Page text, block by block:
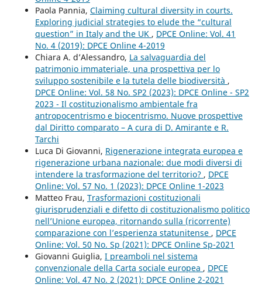
Paola Pannia, Claiming cultural diversity in courts.
Exploring judicial strategies to elude the “cultural
question” in Italy and the UK , DPCE Online: Vol. 41
No. 4 (2019): DPCE Online 4-2019
Chiara A. d’Alessandro, La salvaguardia del
patrimonio immateriale, una prospettiva per lo
sviluppo sostenibile e la tutela delle biodiversità ,
DPCE Online: Vol. 58 No. SP2 (2023): DPCE Online - SP2
2023 - Il costituzionalismo ambientale fra
antropocentrismo e biocentrismo. Nuove prospettive
dal Diritto comparato – A cura di D. Amirante e R.
Tarchi
Luca Di Giovanni, Rigenerazione integrata europea e
rigenerazione urbana nazionale: due modi diversi di
intendere la trasformazione del territorio? , DPCE
Online: Vol. 57 No. 1 (2023): DPCE Online 1-2023
Matteo Frau, Trasformazioni costituzionali
giurisprudenziali e difetto di costituzionalismo politico
nell’Unione europea, ritornando sulla (ricorrente)
comparazione con l’esperienza statunitense , DPCE
Online: Vol. 50 No. Sp (2021): DPCE Online Sp-2021
Giovanni Guiglia, I preamboli nel sistema
convenzionale della Carta sociale europea , DPCE
Online: Vol. 47 No. 2 (2021): DPCE Online 2-2021